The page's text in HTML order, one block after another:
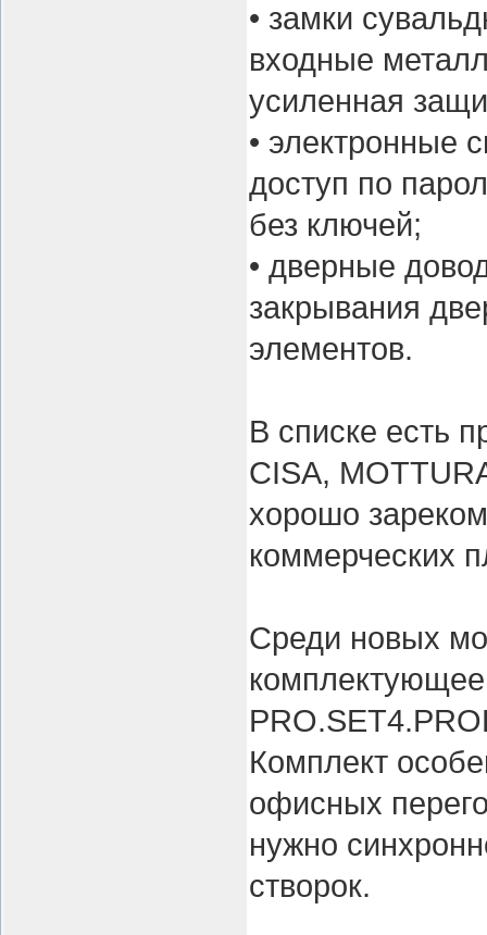
• замки
входные
усиленная
• электронные
доступ по
без ключей;
• дверные
закрывания
элементов.
В списке есть
CISA,
хорошо
коммерческих
Среди новых
Комплект
офисных
нужно
створок.